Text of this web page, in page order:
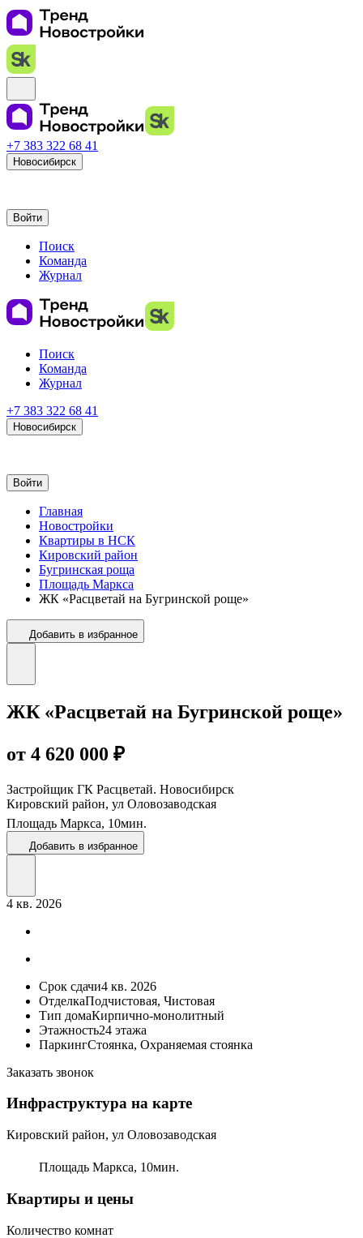
+7 383 322 68 41
Новосибирск
Войти
Поиск
Команда
Журнал
Поиск
Команда
Журнал
+7 383 322 68 41
Новосибирск
Войти
Главная
Новостройки
Квартиры в НСК
Кировский район
Бугринская роща
Площадь Маркса
ЖК «Расцветай на Бугринской роще»
Добавить в избранное
ЖК «Расцветай на Бугринской роще»
от 4 620 000 ₽
Застройщик ГК Расцветай. Новосибирск
Кировский район, ул Оловозаводская
Площадь Маркса, 10мин.
Добавить в избранное
4 кв. 2026
Срок сдачи4 кв. 2026
ОтделкаПодчистовая, Чистовая
Тип домаКирпично-монолитный
Этажность24 этажа
ПаркингСтоянка, Охраняемая стоянка
Заказать звонок
Инфраструктура на карте
Кировский район, ул Оловозаводская
Площадь Маркса, 10мин.
Квартиры и цены
Количество комнат